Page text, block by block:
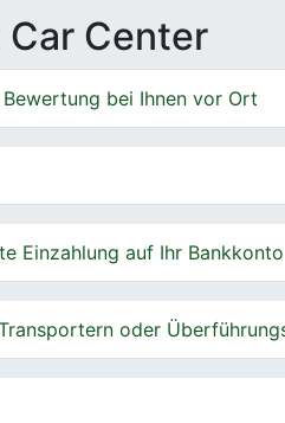
Center
bei Ihnen vor Ort
Einzahlung auf Ihr Bankkonto
oder